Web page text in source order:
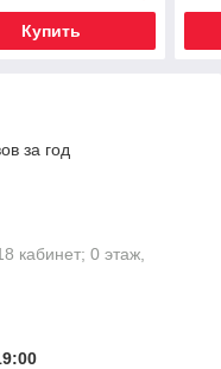
Купить
за год
кабинет; 0 этаж,